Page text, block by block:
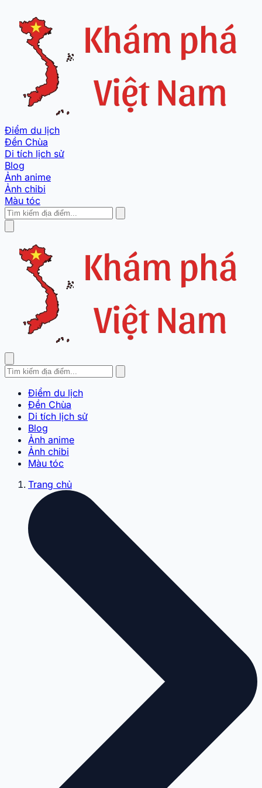
Điểm du lịch
Đền Chùa
Di tích lịch sử
Blog
Ảnh anime
Ảnh chibi
Màu tóc
Điểm du lịch
Đền Chùa
Di tích lịch sử
Blog
Ảnh anime
Ảnh chibi
Màu tóc
Trang chủ